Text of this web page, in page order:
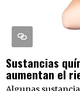
Sustancias
aumentan el